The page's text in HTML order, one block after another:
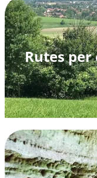
Rutes per